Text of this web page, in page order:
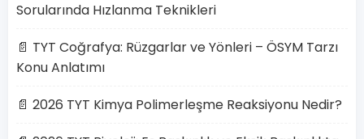
Sorularında Hızlanma Teknikleri
📄 TYT Coğrafya: Rüzgarlar ve Yönleri – ÖSYM Tarzı
Konu Anlatımı
📄 2026 TYT Kimya Polimerleşme Reaksiyonu Nedir?